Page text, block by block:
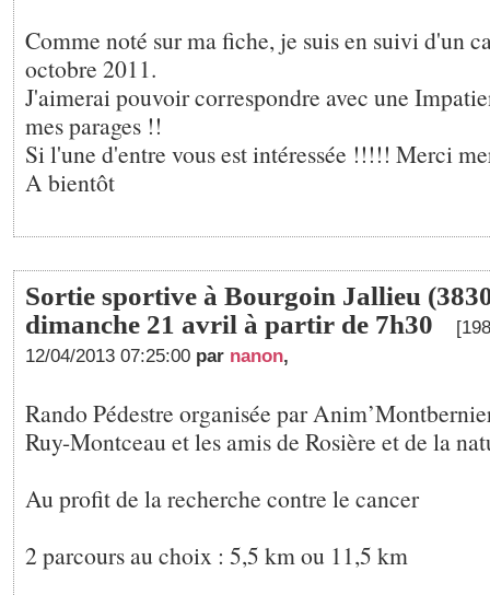
Comme noté sur ma fiche, je suis en suivi d'un
octobre 2011.
J'aimerai pouvoir correspondre avec une
mes parages !!
Si l'une d'entre vous est intéressée !!!!! Merci
A bientôt
Sortie sportive à Bourgoin Jallieu
dimanche 21 avril à partir de 7h30
12/04/2013 07:25:00 par nanon,
Rando Pédestre organisée par
Ruy-Montceau et les amis de Rosière et de la
Au profit de la recherche contre le cancer
2 parcours au choix : 5,5 km ou 11,5 km